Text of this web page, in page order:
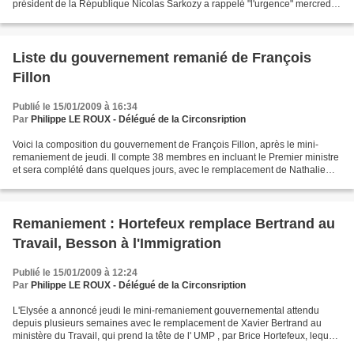
président de la République Nicolas Sarkozy a rappelé "l'urgence" mercredi.
Liste du gouvernement remanié de François
Fillon
Publié le 15/01/2009 à 16:34
Par Philippe LE ROUX - Délégué de la Circonsription
Voici la composition du gouvernement de François Fillon, après le mini-
remaniement de jeudi. Il compte 38 membres en incluant le Premier ministre
et sera complété dans quelques jours, avec le remplacement de Nathalie
Remaniement : Hortefeux remplace Bertrand au
Travail, Besson à l'Immigration
Publié le 15/01/2009 à 12:24
Par Philippe LE ROUX - Délégué de la Circonsription
L'Elysée a annoncé jeudi le mini-remaniement gouvernemental attendu
depuis plusieurs semaines avec le remplacement de Xavier Bertrand au
ministère du Travail, qui prend la tête de l' UMP , par Brice Hortefeux, lequel